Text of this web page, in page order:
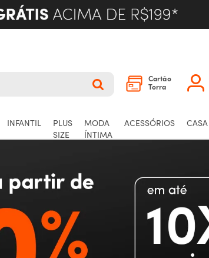
Cartão
Torra
MODA
ÍNTIMA
INFANTIL
PLUS
SIZE
ACESSÓRIOS CASA